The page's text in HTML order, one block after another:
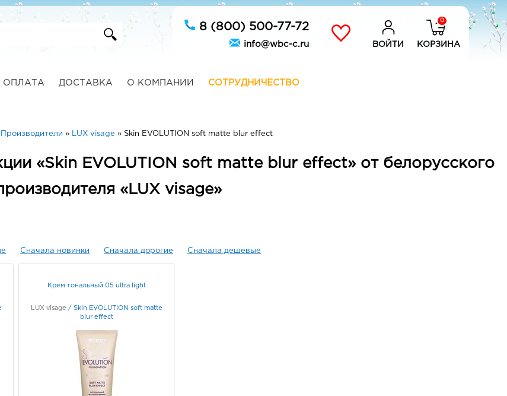
8 (800) 500-77-72
info@wbc-c.ru ВОЙТИ
0
КОРЗИНА
ОПЛАТА ДОСТАВКА О КОМПАНИИ СОТРУДНИЧЕСТВО
Производители » LUX visage » Skin EVOLUTION soft matte blur effect
«Skin EVOLUTION soft matte blur effect» от белорусского
«LUX visage»
Сначала новинки Сначала дорогие Сначала дешевые
Крем тональный 05 ultra light
LUX visage / Skin EVOLUTION soft matte
blur effect